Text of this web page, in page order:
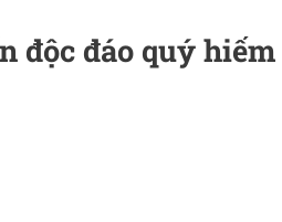
độc đáo quý hiếm